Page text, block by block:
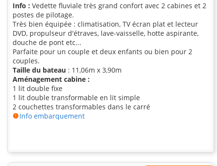
Info : Vedette fluviale très grand confort avec 2 cabines et 2
postes de pilotage.
Très bien équipée : climatisation, TV écran plat et lecteur
DVD, propulseur d'étraves, lave-vaisselle, hotte aspirante,
douche de pont etc...
Parfaite pour un couple et deux enfants ou bien pour 2
couples.
Taille du bateau : 11,06m x 3,90m
Aménagement cabine :
1 lit double fixe
1 lit double transformable en lit simple
2 couchettes transformables dans le carré
Info embarquement